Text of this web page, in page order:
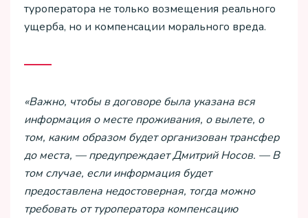
туроператора не только возмещения реального
ущерба, но и компенсации морального вреда.
«Важно, чтобы в договоре была указана вся
информация о месте проживания, о вылете, о
том, каким образом будет организован трансфер
до места, — предупреждает Дмитрий Носов. — В
том случае, если информация будет
предоставлена недостоверная, тогда можно
требовать от туроператора компенсацию